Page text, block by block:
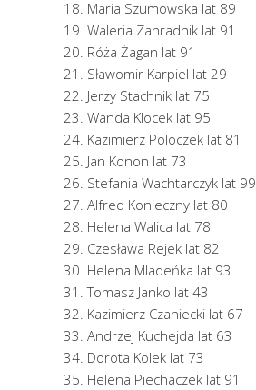
Maria Szumowska lat 89
Waleria Zahradnik lat 91
Róża Żagan lat 91
Sławomir Karpiel lat 29
Jerzy Stachnik lat 75
Wanda Klocek lat 95
Kazimierz Poloczek lat 81
Jan Konon lat 73
Stefania Wachtarczyk lat 99
Alfred Konieczny lat 80
Helena Walica lat 78
Czesława Rejek lat 82
Helena Mladeńka lat 93
Tomasz Janko lat 43
Kazimierz Czaniecki lat 67
Andrzej Kuchejda lat 63
Dorota Kolek lat 73
Helena Piechaczek lat 91